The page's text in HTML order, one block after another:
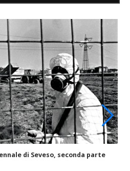
di Seveso, seconda parte